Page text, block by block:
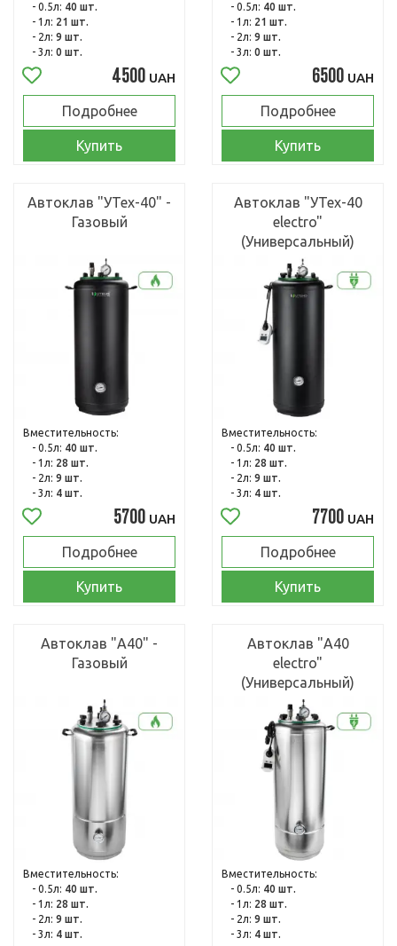
- 0.5л: 40 шт.
- 1л: 21 шт.
- 2л: 9 шт.
- 3л: 0 шт.
4500 UAH
Подробнее
Купить
- 0.5л: 40 шт.
- 1л: 21 шт.
- 2л: 9 шт.
- 3л: 0 шт.
6500 UAH
Подробнее
Купить
Автоклав "УТех-40" -
Газовый
Вместительность:
- 0.5л: 40 шт.
- 1л: 28 шт.
- 2л: 9 шт.
- 3л: 4 шт.
5700 UAH
Подробнее
Купить
Автоклав "УТех-40
electro"
(Универсальный)
Вместительность:
- 0.5л: 40 шт.
- 1л: 28 шт.
- 2л: 9 шт.
- 3л: 4 шт.
7700 UAH
Подробнее
Купить
Автоклав "А40" -
Газовый
Вместительность:
- 0.5л: 40 шт.
- 1л: 28 шт.
- 2л: 9 шт.
- 3л: 4 шт.
Автоклав "А40
electro"
(Универсальный)
Вместительность:
- 0.5л: 40 шт.
- 1л: 28 шт.
- 2л: 9 шт.
- 3л: 4 шт.